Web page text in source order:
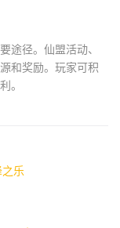
途径。仙盟活动、
和奖励。玩家可积
。
乐